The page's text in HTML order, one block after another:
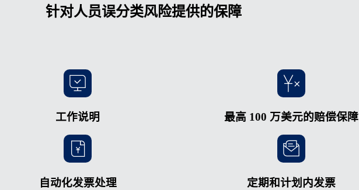
针对人员误分类风险提供的保障
工作说明 最高 100 万美元的赔偿保障
自动化发票处理 定期和计划内发票